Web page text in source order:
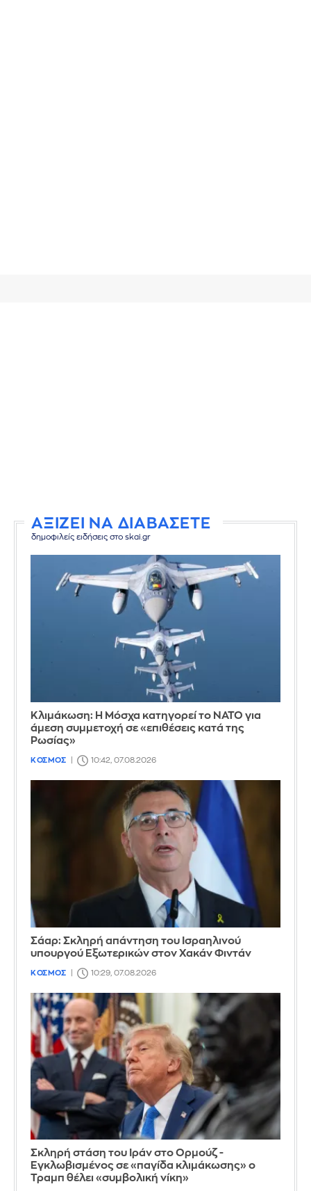
ΑΞΙΖΕΙ ΝΑ ΔΙΑΒΑΣΕΤΕ
δημοφιλείς ειδήσεις στο skai.gr
Κλιμάκωση: Η Μόσχα κατηγορεί το ΝΑΤΟ για
άμεση συμμετοχή σε «επιθέσεις κατά της
Ρωσίας»
ΚΟΣΜΟΣ 10:42, 07.08.2026
Σάαρ: Σκληρή απάντηση του Ισραηλινού
υπουργού Εξωτερικών στον Χακάν Φιντάν
ΚΟΣΜΟΣ 10:29, 07.08.2026
Σκληρή στάση του Ιράν στο Ορμούζ -
Εγκλωβισμένος σε «παγίδα κλιμάκωσης» ο
Τραμπ θέλει «συμβολική νίκη»